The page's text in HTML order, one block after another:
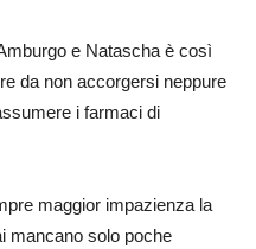
e Natascha è così
da non accorgersi neppure
i farmaci di
maggior impazienza la
mancano solo poche